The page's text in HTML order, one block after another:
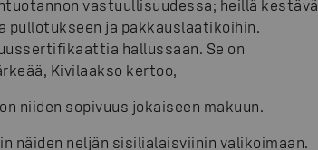
vastuullisuudessa; heillä kestävä
ja pakkauslaatikoihin.
hallussaan. Se on
Kivilaakso kertoo,
niiden sopivuus jokaiseen makuun.
näiden neljän sisilialaisviinin valikoimaan.